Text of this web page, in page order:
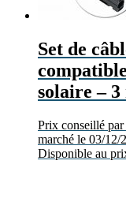
Set de
solaire – 3
Prix conseillé
marché le 03/12/
Disponible au